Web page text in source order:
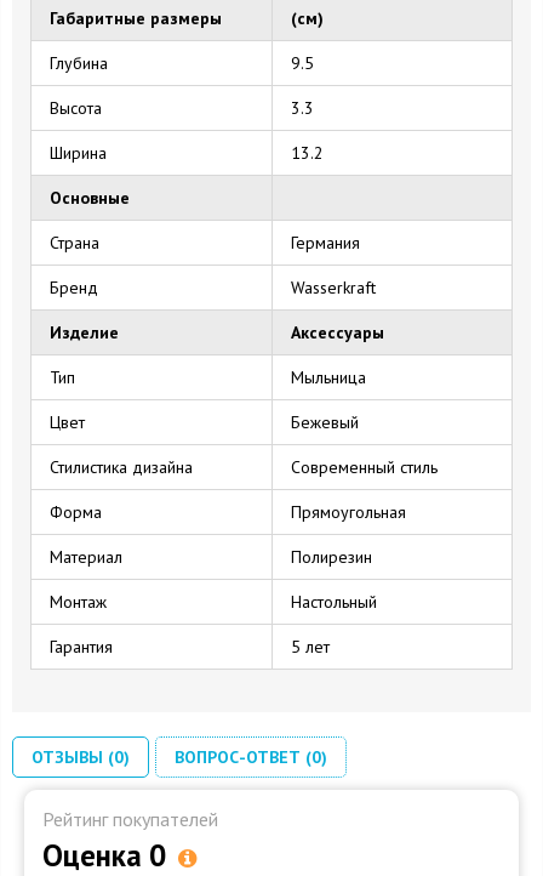
Габаритные размеры (см)
Глубина 9.5
Высота 3.3
Ширина 13.2
Основные
Страна Германия
Бренд Wasserkraft
Изделие Аксессуары
Тип Мыльница
Цвет Бежевый
Стилистика дизайна Современный стиль
Форма Прямоугольная
Материал Полирезин
Монтаж Настольный
Гарантия 5 лет
ОТЗЫВЫ (0) ВОПРОС-ОТВЕТ (0)
Рейтинг покупателей
Оценка 0